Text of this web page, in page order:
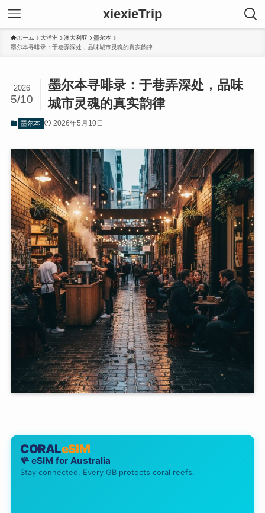
xiexieTrip
ホーム 大洋洲 澳大利亚
墨尔本
墨尔本寻啡录：于巷弄深处，品味城市灵魂的真实韵律
墨尔本寻啡录：于巷弄深处，品味
城市灵魂的真实韵律
2026
5/10
墨尔本 2026年5月10日
CORALeSIM
🪸 eSIM for Australia
Stay connected. Every GB protects coral reefs.